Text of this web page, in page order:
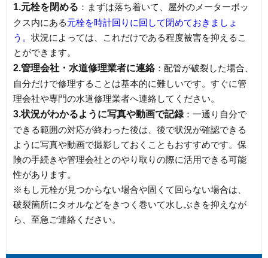
1.元栓を閉める ：まずは落ち着いて、屋外のメーターボッ
クス内にある元栓を時計回りに回して閉めておきましょ
う。状況によっては、これだけである程度被害を抑えるこ
とができます。
2.管理会社・水道修理業者に連絡：配管が破裂した場合、
自分だけで修理することは基本的に難しいです。すぐに管
理会社や専門の水道修理業者へ連絡してください。
3.状況がわかるように写真や動画で記録：一通り自分で
できる範囲の対応が終わった後は、後で状況が確認できる
ように写真や動画で撮影しておくこともおすすめです。保
険の手続きや管理会社とのやり取りの際に活用できる可能
性があります。
※もし元栓が見つからない場合や固くて回らない場合は、
破裂箇所にタオルなどをきつく巻いて水しぶきを抑えなが
ら、至急ご連絡ください。